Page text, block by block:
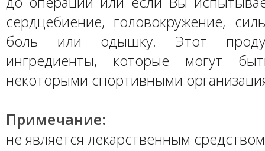
сердцебиение, головокружение,
боль или одышку. Этот
ингредиенты, которые могут
некоторыми спортивными
Примечание:
не является лекарственным